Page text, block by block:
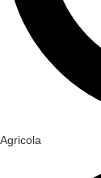
Agricola